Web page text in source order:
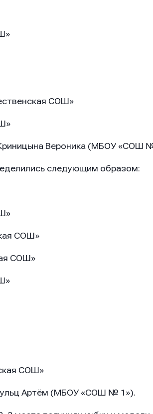
СОШ»
Вероника (МБОУ «СОШ
следующим образом:
СОШ»
СОШ»
СОШ»
Артём (МБОУ «СОШ № 1»).